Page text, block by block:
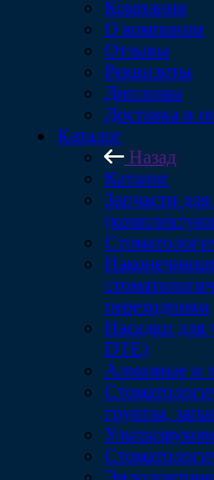
Компания
О компании
Отзывы
Реквизиты
Дипломы
Доставка и
Каталог
Назад
Каталог
Запчасти
переходники
Насадки для
DTE)
Алмазные и
группы,